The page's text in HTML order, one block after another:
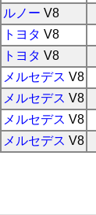
ルノー V8
トヨタ V8
トヨタ V8
メルセデス V8
メルセデス V8
メルセデス V8
メルセデス V8